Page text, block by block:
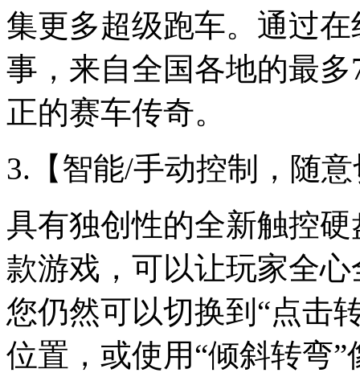
集更多超级跑车。通过
事，来自全国各地的最
正的赛车传奇。
3.【智能/手动控制，随
具有独创性的全新触控
款游戏，可以让玩家全
您仍然可以切换到“点击
位置，或使用“倾斜转弯